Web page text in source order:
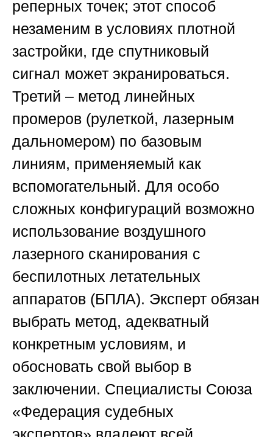
реперных точек; этот способ
незаменим в условиях плотной
застройки, где спутниковый
сигнал может экранироваться.
Третий – метод линейных
промеров (рулеткой, лазерным
дальномером) по базовым
линиям, применяемый как
вспомогательный. Для особо
сложных конфигураций возможно
использование воздушного
лазерного сканирования с
беспилотных летательных
аппаратов (БПЛА). Эксперт обязан
выбрать метод, адекватный
конкретным условиям, и
обосновать свой выбор в
заключении. Специалисты Союза
«Федерация судебных